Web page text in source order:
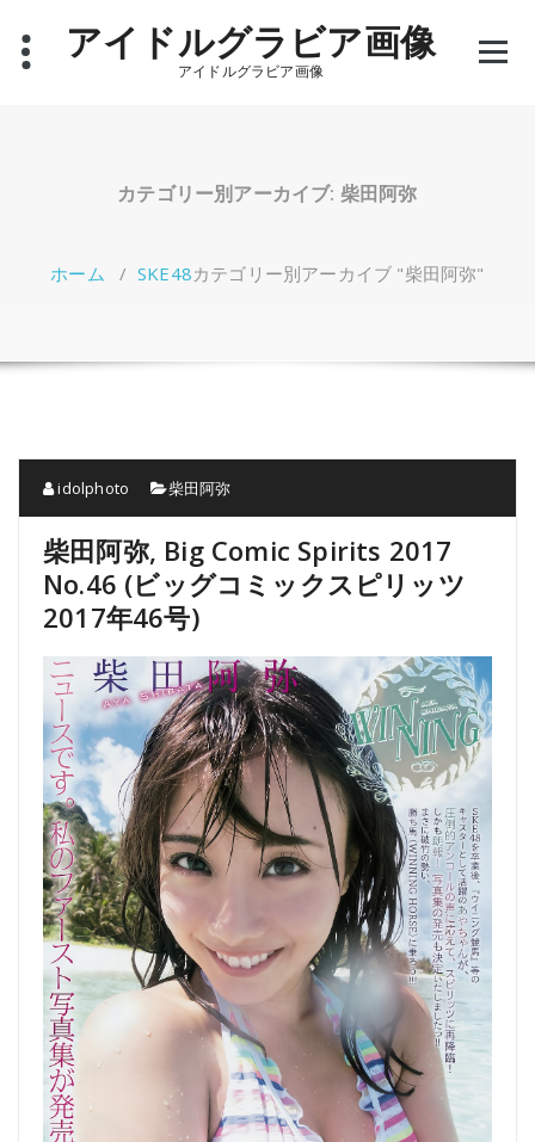
アイドルグラビア画像
アイドルグラビア画像
カテゴリー別アーカイブ: 柴田阿弥
ホーム /SKE48カテゴリー別アーカイブ "柴田阿弥"
idolphoto 柴田阿弥
柴田阿弥, Big Comic Spirits 2017
No.46 (ビッグコミックスピリッツ
2017年46号)